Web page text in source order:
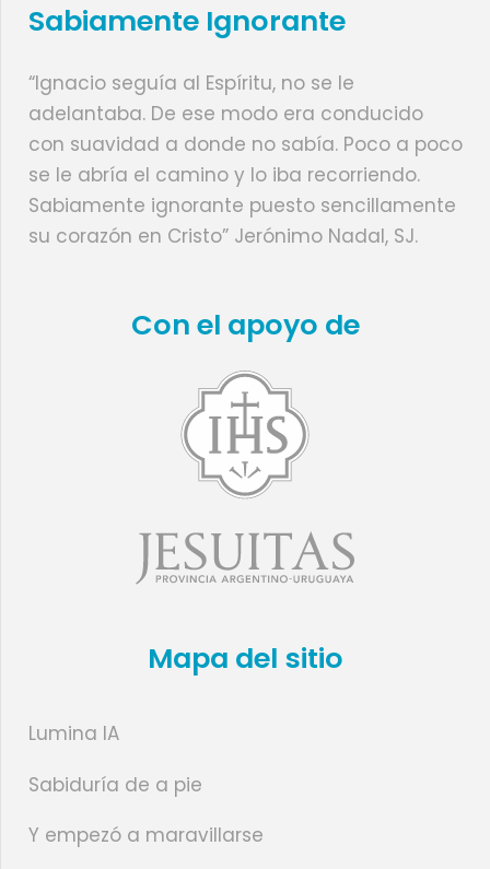
Sabiamente Ignorante
“Ignacio seguía al Espíritu, no se le
adelantaba. De ese modo era conducido
con suavidad a donde no sabía. Poco a poco
se le abría el camino y lo iba recorriendo.
Sabiamente ignorante puesto sencillamente
su corazón en Cristo” Jerónimo Nadal, SJ.
Con el apoyo de
Mapa del sitio
Lumina IA
Sabiduría de a pie
Y empezó a maravillarse